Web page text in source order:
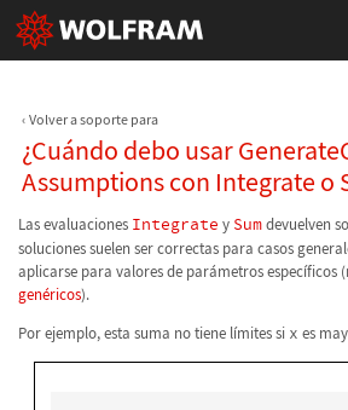
Volver a soporte para
¿Cuándo debo usar
Assumptions con Integrate o
Las evaluaciones Integrate y Sumdevuelven
soluciones suelen ser correctas para casos
aplicarse para valores de parámetros específicos
genéricos).
Por ejemplo, esta suma no tiene límites si x es